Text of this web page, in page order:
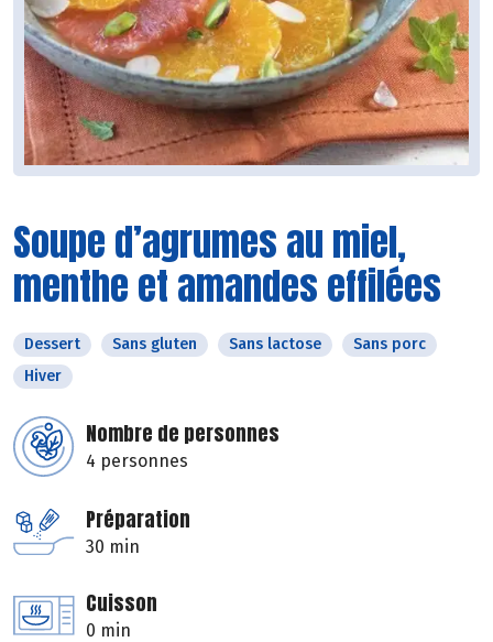
Soupe d’agrumes au miel,
menthe et amandes effilées
Dessert Sans gluten Sans lactose
Sans porc
Hiver
Nombre de personnes
4 personnes
Préparation
30 min
Cuisson
0 min